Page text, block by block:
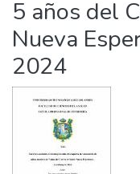
5 años del
Nueva
2024